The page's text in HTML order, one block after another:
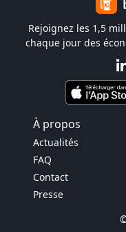
Rejoignez les 1,5
chaque jour des
À propos
Actualités
FAQ
Contact
Presse